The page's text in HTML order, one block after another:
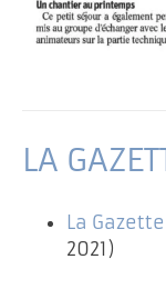
LA
La
2021)